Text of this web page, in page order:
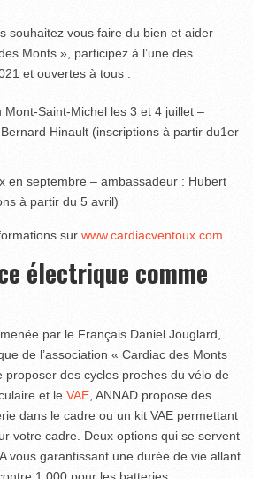
souhaitez vous faire du bien et aider
Monts », participez à l’une des
et ouvertes à tous :
Mont-Saint-Michel les 3 et 4 juillet –
Hinault (inscriptions à partir du1er
en septembre – ambassadeur : Hubert
à partir du 5 avril)
sur www.cardiacventoux.com
électrique comme
par le Français Daniel Jouglard,
de l’association « Cardiac des Monts
proposer des cycles proches du vélo de
et le VAE , ANNAD propose des
dans le cadre ou un kit VAE permettant
votre cadre. Deux options qui se servent
vous garantissant une durée de vie allant
1 000 pour les batteries